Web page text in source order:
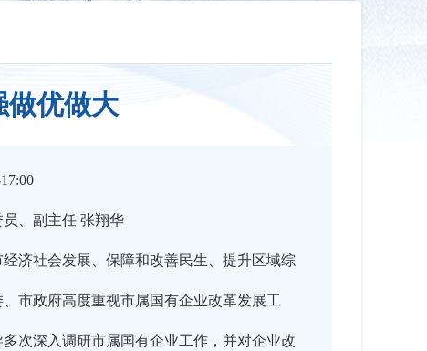
做优做大
、副主任 张翔华
济社会发展、保障和改善民生、提升区域综
市政府高度重视市属国有企业改革发展工
次深入调研市属国有企业工作，并对企业改